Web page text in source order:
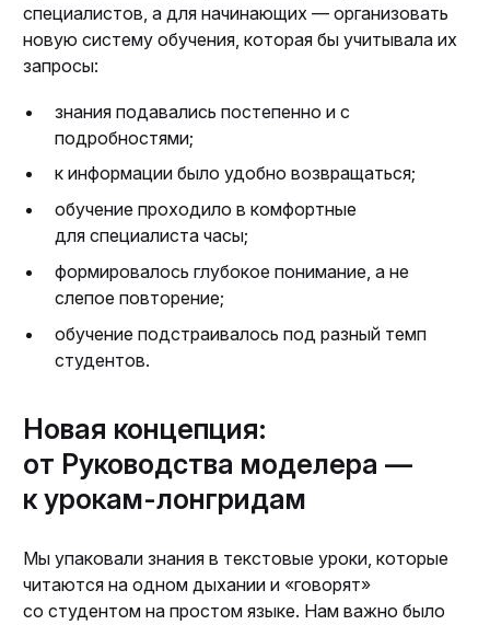
специалистов, а для начинающих — организовать
новую систему обучения, которая бы учитывала их
запросы:
знания подавались постепенно и с
подробностями;
к информации было удобно возвращаться;
обучение проходило в комфортные
для специалиста часы;
формировалось глубокое понимание, а не
слепое повторение;
обучение подстраивалось под разный темп
студентов.
Новая концепция:
от Руководства моделера —
к урокам-лонгридам
Мы упаковали знания в текстовые уроки, которые
читаются на одном дыхании и «говорят»
со студентом на простом языке. Нам важно было